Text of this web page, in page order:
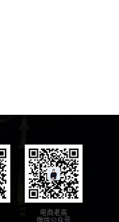
电商老高
微信公众号